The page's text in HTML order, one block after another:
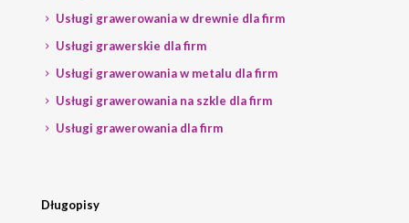
Usługi grawerowania w drewnie dla firm
Usługi grawerskie dla firm
Usługi grawerowania w metalu dla firm
Usługi grawerowania na szkle dla firm
Usługi grawerowania dla firm
Długopisy